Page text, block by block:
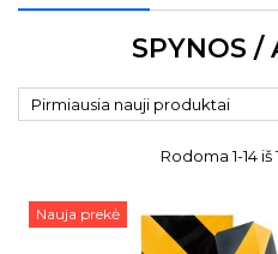
SPYNOS /
Pirmiausia nauji produktai
Rodoma 1-14
Nauja prekė